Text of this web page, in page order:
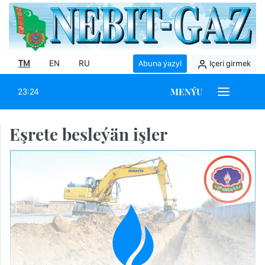
TM EN RU Abuna ýazyl Içeri girmek
23:24 MENÝU
Eşrete besleýän işler